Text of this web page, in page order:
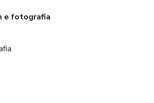
e fotografia